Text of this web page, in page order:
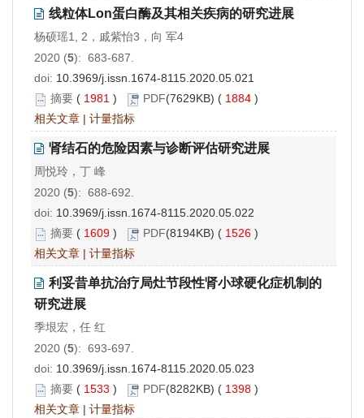
线粒体Lon蛋白酶及其相关疾病的研究进展
杨硕瑶1, 2，戚紫怡3，向 军4
2020 (5): 683-687.
doi: 10.3969/j.issn.1674-8115.2020.05.021
摘要 ( 1981 ) PDF(7629KB) ( 1884 )
相关文章 | 计量指标
肾结石的危险因素与诊断评估研究进展
周悦玲，丁 峰
2020 (5): 688-692.
doi: 10.3969/j.issn.1674-8115.2020.05.022
摘要 ( 1609 ) PDF(8194KB) ( 1526 )
相关文章 | 计量指标
利妥昔单抗治疗局灶节段性肾小球硬化症机制的
研究进展
季垠宏，任 红
2020 (5): 693-697.
doi: 10.3969/j.issn.1674-8115.2020.05.023
摘要 ( 1533 ) PDF(8282KB) ( 1398 )
相关文章 | 计量指标